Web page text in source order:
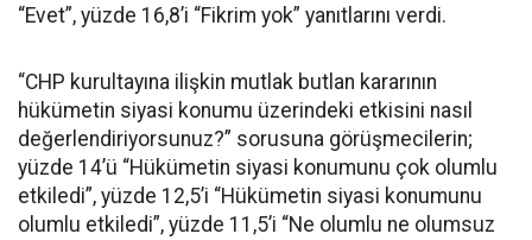
“Evet”, yüzde 16,8’i “Fikrim yok” yanıtlarını verdi.
“CHP kurultayına ilişkin mutlak butlan kararının
hükümetin siyasi konumu üzerindeki etkisini nasıl
değerlendiriyorsunuz?” sorusuna görüşmecilerin;
yüzde 14’ü “Hükümetin siyasi konumunu çok olumlu
etkiledi”, yüzde 12,5’i “Hükümetin siyasi konumunu
olumlu etkiledi”, yüzde 11,5’i “Ne olumlu ne olumsuz